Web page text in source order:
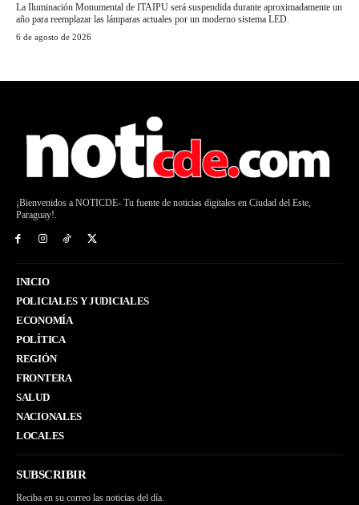
La Iluminación Monumental de ITAIPU será suspendida durante aproximadamente un
año para reemplazar las lámparas actuales por un moderno sistema LED.
6 de agosto de 2026
¡Bienvenidos a NOTICDE- Tu fuente de noticias digitales en Ciudad del Este,
Paraguay!.
INICIO
POLICIALES Y JUDICIALES
ECONOMÍA
POLÍTICA
REGIÓN
FRONTERA
SALUD
NACIONALES
LOCALES
SUBSCRIBIR
Reciba en su correo las noticias del día.